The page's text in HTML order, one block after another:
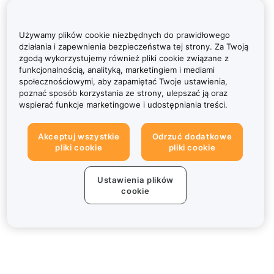
Używamy plików cookie niezbędnych do prawidłowego
działania i zapewnienia bezpieczeństwa tej strony. Za Twoją
zgodą wykorzystujemy również pliki cookie związane z
funkcjonalnością, analityką, marketingiem i mediami
społecznościowymi, aby zapamiętać Twoje ustawienia,
poznać sposób korzystania ze strony, ulepszać ją oraz
wspierać funkcje marketingowe i udostępniania treści.
Akceptuj wszystkie
pliki cookie
Odrzuć dodatkowe
pliki cookie
Ustawienia plików
cookie